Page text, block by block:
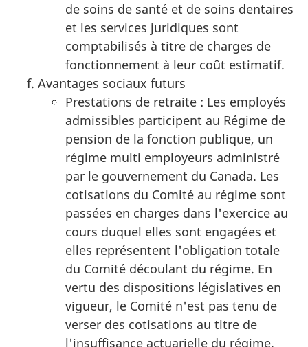
de soins de santé et de soins dentaires
et les services juridiques sont
comptabilisés à titre de charges de
fonctionnement à leur coût estimatif.
Avantages sociaux futurs
Prestations de retraite : Les employés
admissibles participent au Régime de
pension de la fonction publique, un
régime multi employeurs administré
par le gouvernement du Canada. Les
cotisations du Comité au régime sont
passées en charges dans l'exercice au
cours duquel elles sont engagées et
elles représentent l'obligation totale
du Comité découlant du régime. En
vertu des dispositions législatives en
vigueur, le Comité n'est pas tenu de
verser des cotisations au titre de
l'insuffisance actuarielle du régime.